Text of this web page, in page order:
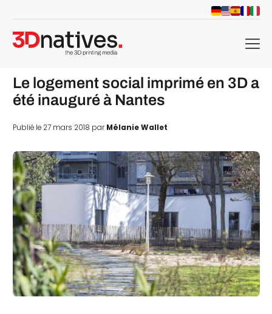
menu
Le logement social imprimé en 3D a
été inauguré à Nantes
Publié le 27 mars 2018 parMélanie Wallet